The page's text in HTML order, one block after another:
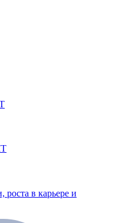
в карьере и